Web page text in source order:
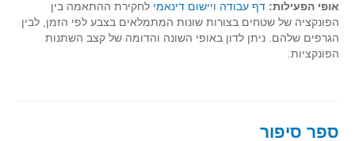
בואו נשחק מתמטיקה תשע"ו
בואו נשחק מתמטיקה תשע"ז
אופי הפעילות: דף עבודה ויישום דינאמי לחקירת ההתאמה בין
הפונקציה של שטחים בצורות שונות המתמלאים בצבע לפי הזמן, לבין
הגרפים שלהם. ניתן לדון באופי השונה והדומה של קצב השתנות
הפונקציות.
ספר סיפור